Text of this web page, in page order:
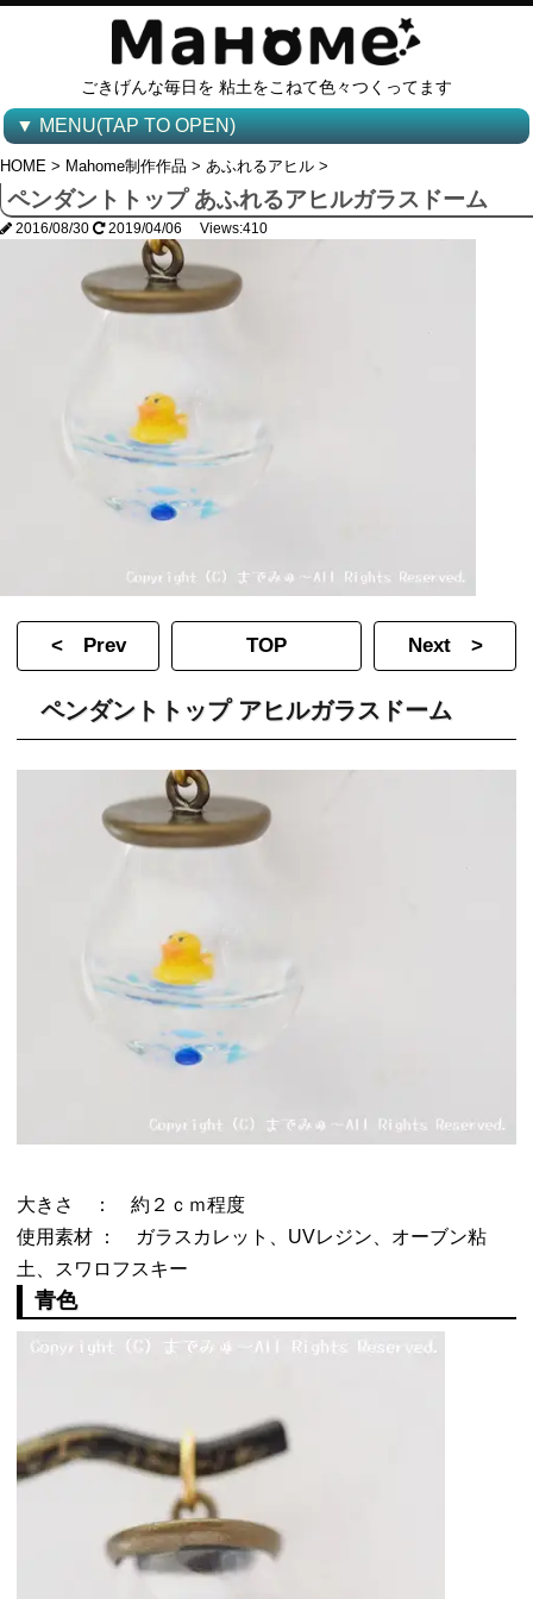
ごきげんな毎日を 粘土をこねて色々つくってます
▼ MENU(TAP TO OPEN)
HOME > Mahome制作作品 > あふれるアヒル >
ペンダントトップ あふれるアヒルガラスドーム
2016/08/30 2019/04/06 Views:410
< Prev TOP Next >
ペンダントトップ アヒルガラスドーム
大きさ ： 約２ｃｍ程度
使用素材 ： ガラスカレット、UVレジン、オーブン粘
土、スワロフスキー
青色